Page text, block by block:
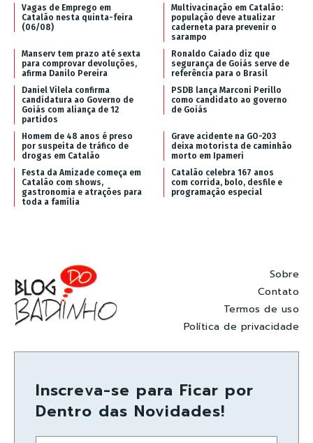
Vagas de Emprego em
Catalão nesta quinta-feira
(06/08)
Multivacinação em Catalão:
população deve atualizar
caderneta para prevenir o
sarampo
Manserv tem prazo até sexta
para comprovar devoluções,
afirma Danilo Pereira
Ronaldo Caiado diz que
segurança de Goiás serve de
referência para o Brasil
Daniel Vilela confirma
candidatura ao Governo de
Goiás com aliança de 12
partidos
PSDB lança Marconi Perillo
como candidato ao governo
de Goiás
Homem de 48 anos é preso
por suspeita de tráfico de
drogas em Catalão
Grave acidente na GO-203
deixa motorista de caminhão
morto em Ipameri
Festa da Amizade começa em
Catalão com shows,
gastronomia e atrações para
toda a família
Catalão celebra 167 anos
com corrida, bolo, desfile e
programação especial
Sobre
Contato
Termos de uso
Política de privacidade
Inscreva-se para Ficar por
Dentro das Novidades!